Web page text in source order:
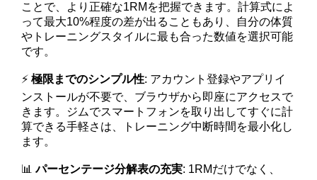
ことで、より正確な1RMを把握できます。計算式によ
って最大10%程度の差が出ることもあり、自分の体質
やトレーニングスタイルに最も合った数値を選択可能
です。
⚡極限までのシンプル性: アカウント登録やアプリイ
ンストールが不要で、ブラウザから即座にアクセスで
きます。ジムでスマートフォンを取り出してすぐに計
算できる手軽さは、トレーニング中断時間を最小化し
ます。
📊パーセンテージ分解表の充実: 1RMだけでなく、